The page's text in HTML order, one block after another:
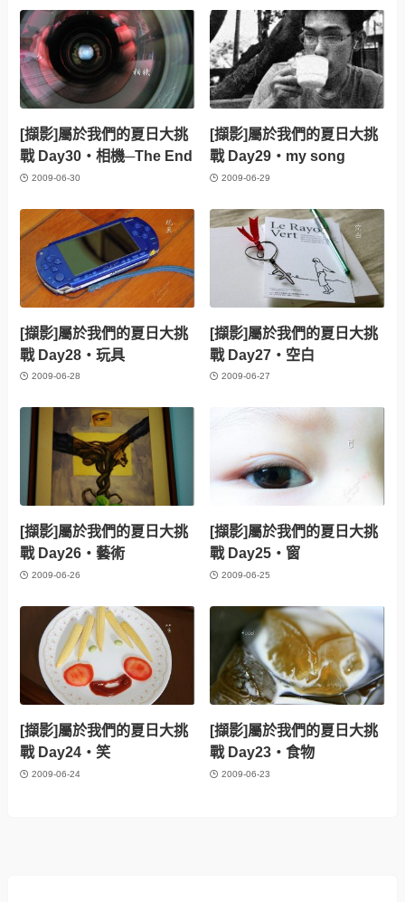
[擷影]屬於我們的夏日大挑
戰 Day30‧相機─The End
2009-06-30
[擷影]屬於我們的夏日大挑
戰 Day29‧my song
2009-06-29
[擷影]屬於我們的夏日大挑
戰 Day28‧玩具
2009-06-28
[擷影]屬於我們的夏日大挑
戰 Day27‧空白
2009-06-27
[擷影]屬於我們的夏日大挑
戰 Day26‧藝術
2009-06-26
[擷影]屬於我們的夏日大挑
戰 Day25‧窗
2009-06-25
[擷影]屬於我們的夏日大挑
戰 Day24‧笑
2009-06-24
[擷影]屬於我們的夏日大挑
戰 Day23‧食物
2009-06-23